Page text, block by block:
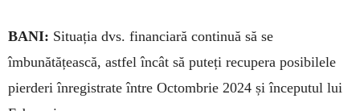
BANI: Situația dvs. financiară continuă să se
îmbunătățească, astfel încât să pu­teți recupera posibilele
pierderi înregis­trate între Octombrie 2024 și începutul lui